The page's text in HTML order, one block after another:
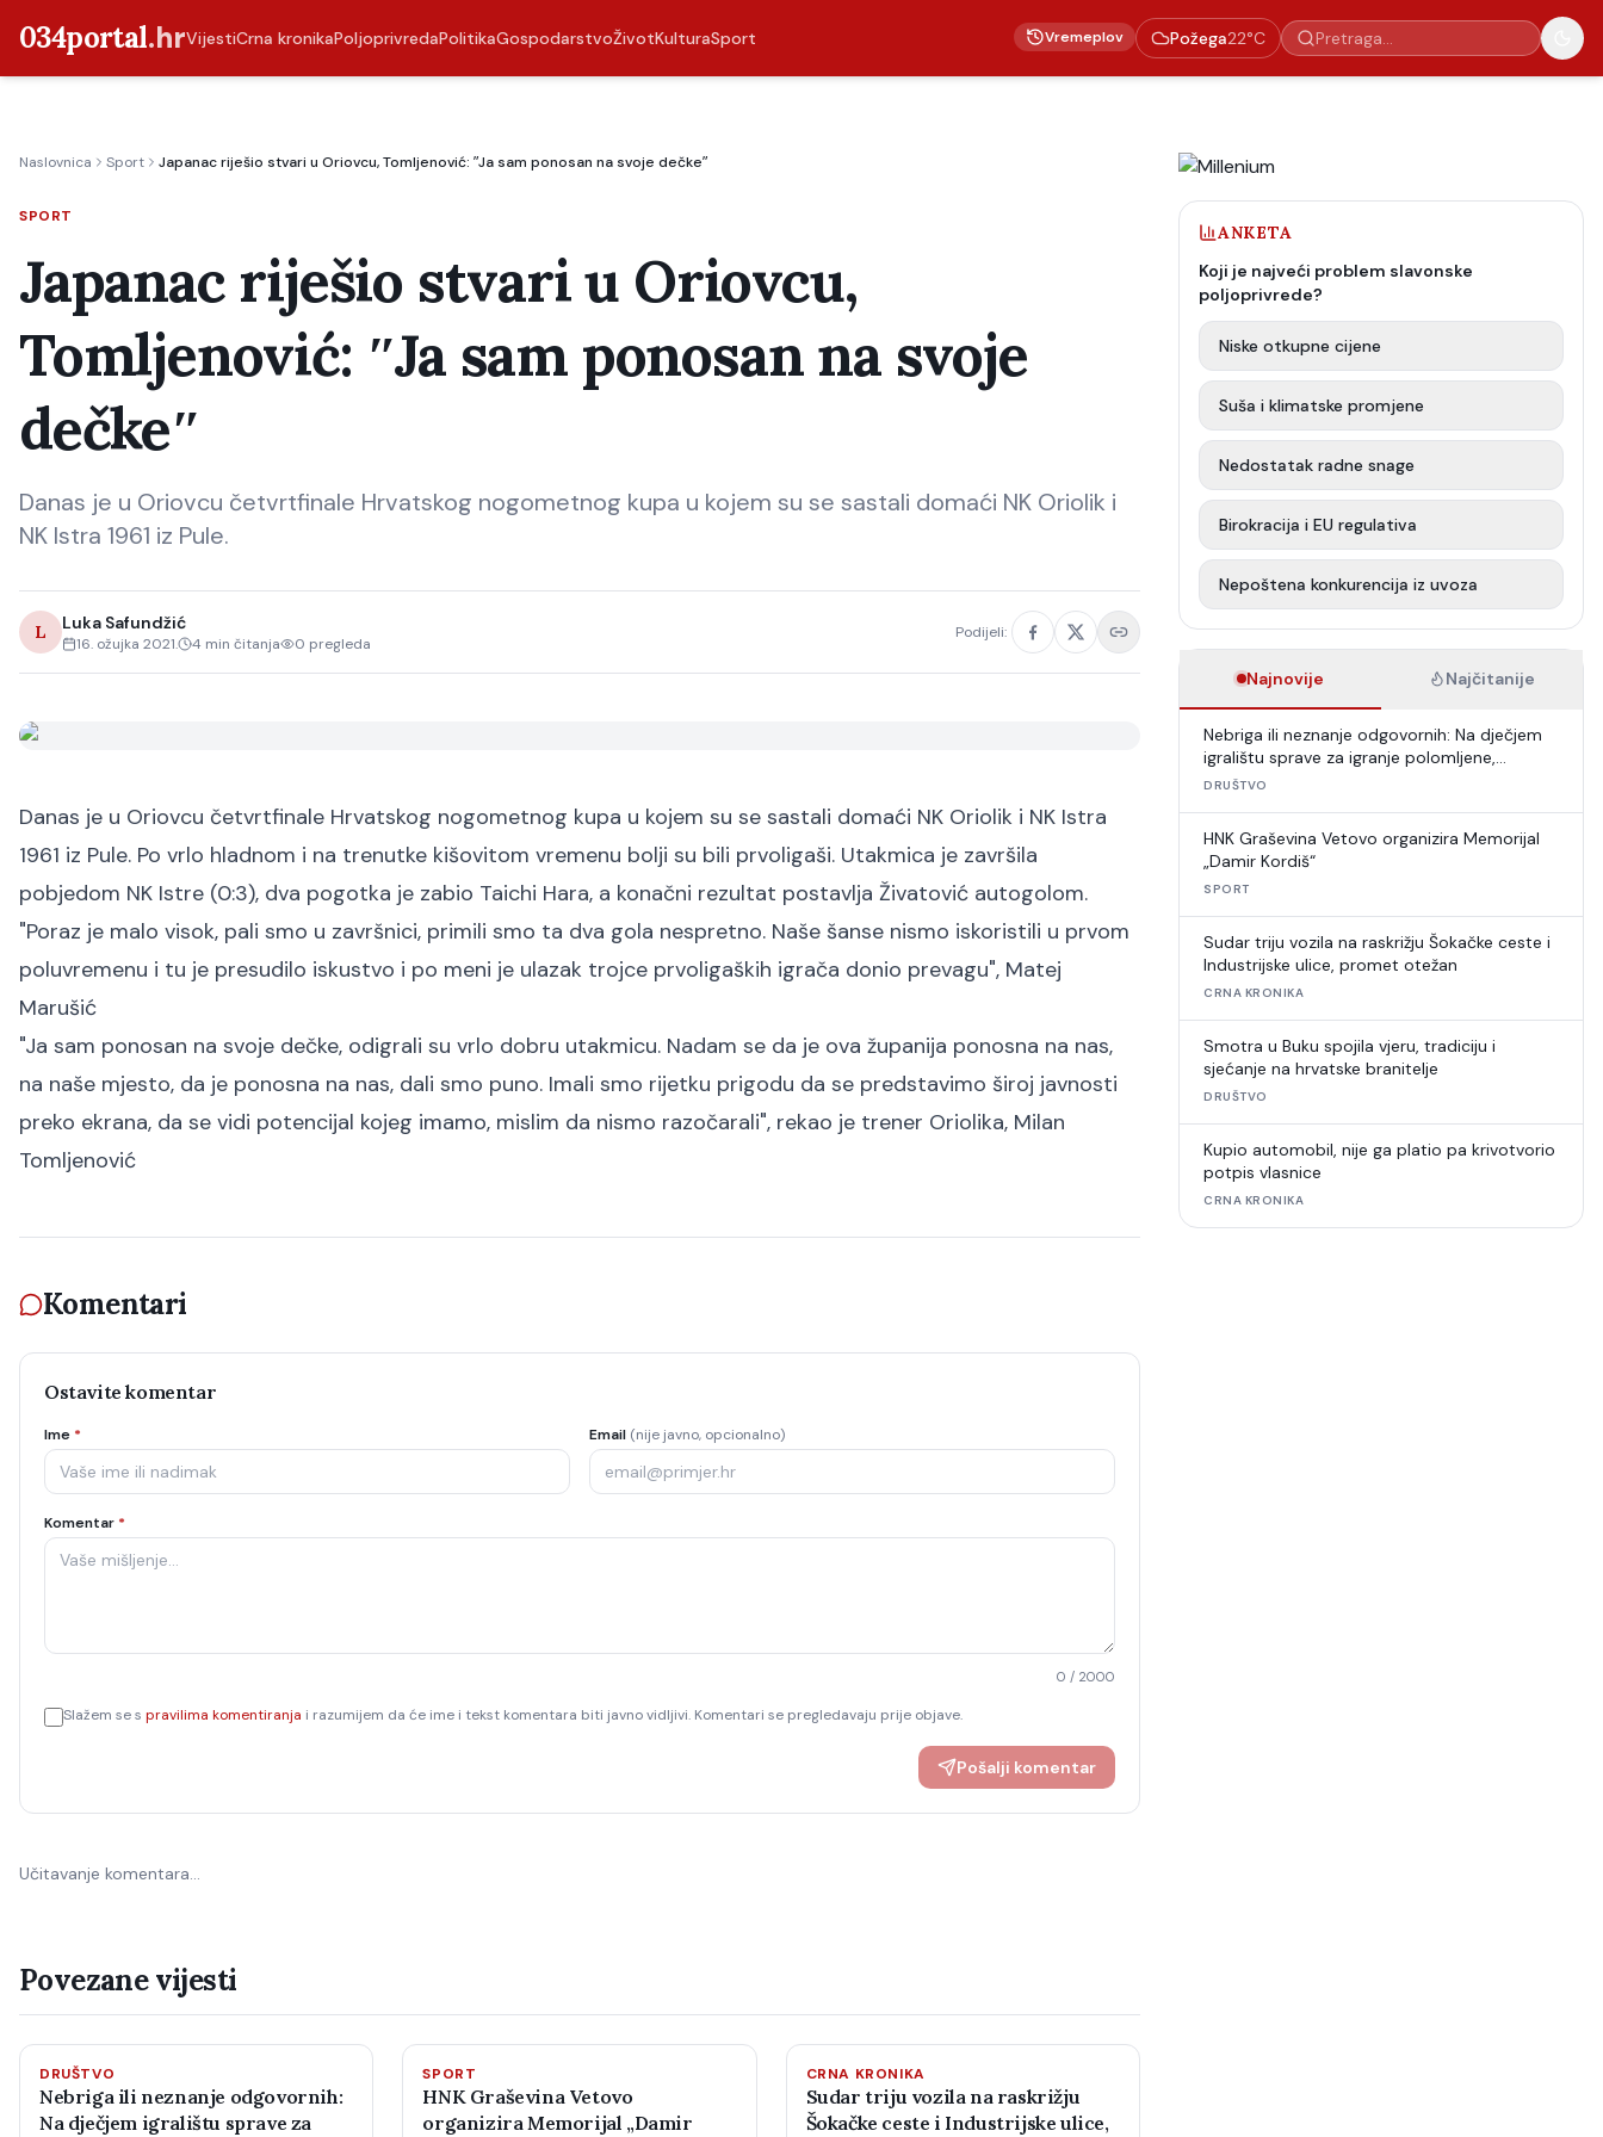
034portal.hrVijestiCrna kronikaPoljoprivredaPolitikaGospodarstvoŽivotKulturaSport Vremeplov Požega22°C
Naslovnica Sport Japanac riješio stvari u Oriovcu, Tomljenović: ʺJa sam ponosan na svoje dečkeʺ
SPORT
Japanac riješio stvari u Oriovcu,
Tomljenović: ʺJa sam ponosan na svoje
dečkeʺ
Danas je u Oriovcu četvrtfinale Hrvatskog nogometnog kupa u kojem su se sastali domaći NK Oriolik i
NK Istra 1961 iz Pule.
L Luka Safundžić
16. ožujka 2021. 4 min čitanja 0 pregleda
Podijeli:
Danas je u Oriovcu četvrtfinale Hrvatskog nogometnog kupa u kojem su se sastali domaći NK Oriolik i NK Istra
1961 iz Pule. Po vrlo hladnom i na trenutke kišovitom vremenu bolji su bili prvoligaši. Utakmica je završila
pobjedom NK Istre (0:3), dva pogotka je zabio Taichi Hara, a konačni rezultat postavlja Živatović autogolom.
"Poraz je malo visok, pali smo u završnici, primili smo ta dva gola nespretno. Naše šanse nismo iskoristili u prvom
poluvremenu i tu je presudilo iskustvo i po meni je ulazak trojce prvoligaških igrača donio prevagu", Matej
Marušić
"Ja sam ponosan na svoje dečke, odigrali su vrlo dobru utakmicu. Nadam se da je ova županija ponosna na nas,
na naše mjesto, da je ponosna na nas, dali smo puno. Imali smo rijetku prigodu da se predstavimo široj javnosti
preko ekrana, da se vidi potencijal kojeg imamo, mislim da nismo razočarali", rekao je trener Oriolika, Milan
Tomljenović
Komentari
Ostavite komentar
Ime * Email (nije javno, opcionalno)
Komentar *
0 / 2000
Slažem se s pravilima komentiranja i razumijem da će ime i tekst komentara biti javno vidljivi. Komentari se pregledavaju prije objave.
Pošalji komentar
Učitavanje komentara…
Povezane vijesti
DRUŠTVO
Nebriga ili neznanje odgovornih:
Na dječjem igralištu sprave za
SPORT
HNK Graševina Vetovo
organizira Memorijal „Damir
CRNA KRONIKA
Sudar triju vozila na raskrižju
Šokačke ceste i Industrijske ulice,
ANKETA
Koji je najveći problem slavonske
poljoprivrede?
Niske otkupne cijene
Suša i klimatske promjene
Nedostatak radne snage
Birokracija i EU regulativa
Nepoštena konkurencija iz uvoza
Najnovije Najčitanije
Nebriga ili neznanje odgovornih: Na dječjem
igralištu sprave za igranje polomljene,
umjetna trava u raspadu
DRUŠTVO
HNK Graševina Vetovo organizira Memorijal
„Damir Kordiš“
SPORT
Sudar triju vozila na raskrižju Šokačke ceste i
Industrijske ulice, promet otežan
CRNA KRONIKA
Smotra u Buku spojila vjeru, tradiciju i
sjećanje na hrvatske branitelje
DRUŠTVO
Kupio automobil, nije ga platio pa krivotvorio
potpis vlasnice
CRNA KRONIKA